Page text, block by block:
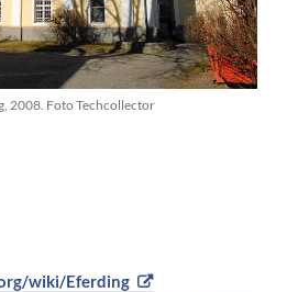
2008. Foto Techcollector
wiki/Eferding